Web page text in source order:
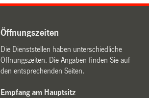
Öffnungszeiten
Die Dienststellen haben unterschiedliche
Öffnungszeiten. Die Angaben finden Sie auf
den entsprechenden Seiten.
Empfang am Hauptsitz